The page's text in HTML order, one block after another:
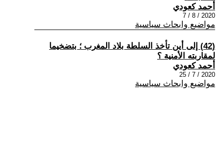
أحمد كعودي
2020 / 8 / 7
مواضيع وابحاث سياسية
(42) إلى أين تأخذ السلطة بلاد المغرب ؛ بتضخيما
لمقاربته الأمنية ؟
أحمد كعودي
2020 / 7 / 25
مواضيع وابحاث سياسية